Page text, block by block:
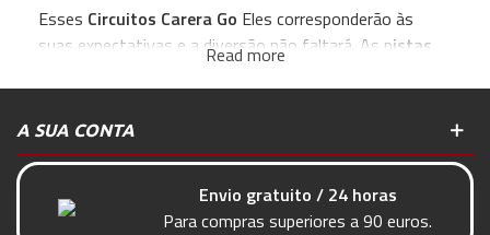
Esses Circuitos Carera Go Eles corresponderão às
suas expectativas e a diversão não faltará. As pistas
pequenos, estejogosé adequado para crianças de6
anos. Nossos circuitos Carrera Go Cars são feitos para
escala 1:43e sãofácil de montar.
Read more
A SUA CONTA
Envio gratuito / 24 horas
Para compras superiores a 90 euros.